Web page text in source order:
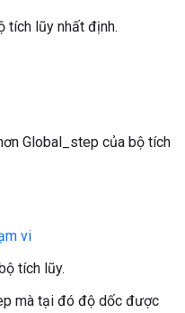
tích lũy nhất định.
Global_step của bộ tích
vi
tích lũy.
mà tại đó độ dốc được